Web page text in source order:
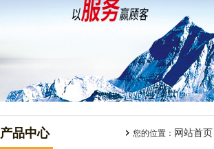
产品中心 您的位置： 网站首页